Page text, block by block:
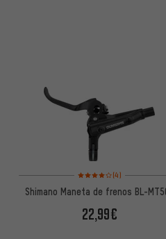
Valoración media: 4 de 5
(4)
Shimano Maneta de frenos BL-
22,99€